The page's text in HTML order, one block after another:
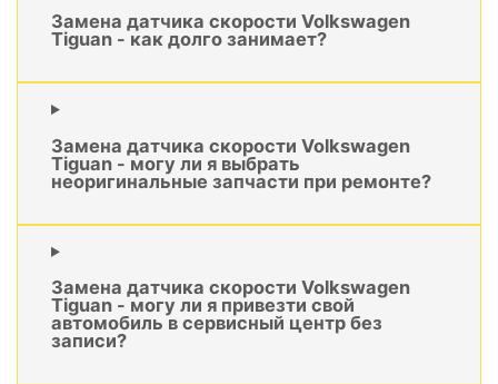
Замена датчика скорости Volkswagen
Tiguan - как долго занимает?
Замена датчика скорости Volkswagen
Tiguan - могу ли я выбрать
неоригинальные запчасти при ремонте?
Замена датчика скорости Volkswagen
Tiguan - могу ли я привезти свой
автомобиль в сервисный центр без
записи?